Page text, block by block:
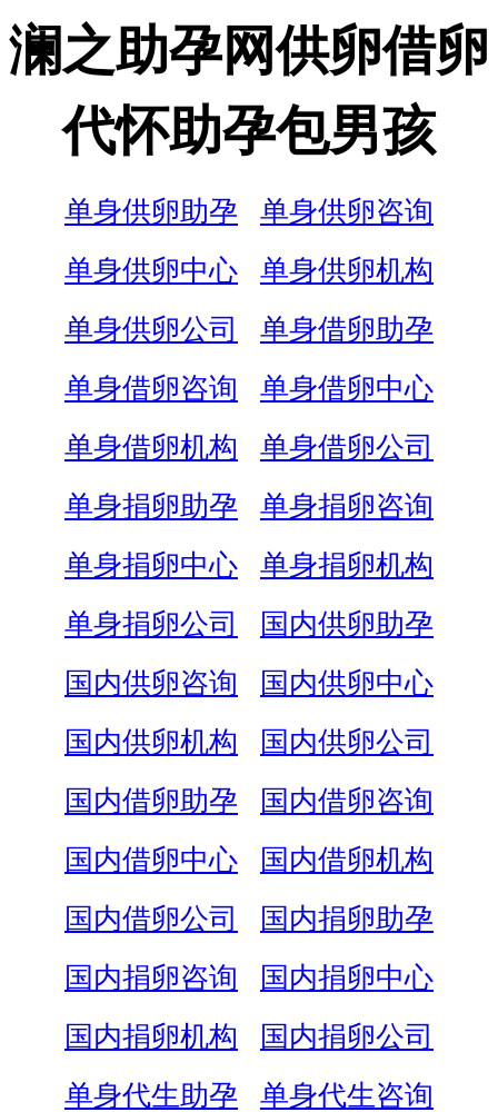
澜之助孕网供卵借卵
代怀助孕包男孩
单身供卵助孕
单身供卵咨询
单身供卵中心
单身供卵机构
单身供卵公司
单身借卵助孕
单身借卵咨询
单身借卵中心
单身借卵机构
单身借卵公司
单身捐卵助孕
单身捐卵咨询
单身捐卵中心
单身捐卵机构
单身捐卵公司
国内供卵助孕
国内供卵咨询
国内供卵中心
国内供卵机构
国内供卵公司
国内借卵助孕
国内借卵咨询
国内借卵中心
国内借卵机构
国内借卵公司
国内捐卵助孕
国内捐卵咨询
国内捐卵中心
国内捐卵机构
国内捐卵公司
单身代生助孕
单身代生咨询